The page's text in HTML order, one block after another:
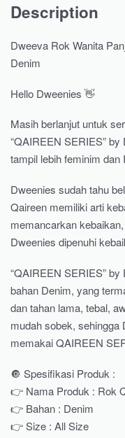
Description
Dweeva Rok Wanita
Denim
Hello Dweenies 👋
Masih berlanjut untuk
“QAIREEN SERIES”
tampil lebih feminim
Dweenies sudah tahu
Qaireen memiliki arti
memancarkan
Dweenies dipenuhi
“QAIREEN SERIES”
bahan Denim, yang
dan tahan lama, tebal,
mudah sobek, sehingga
memakai QAIREEN
🔘 Spesifikasi Produk :
👉 Nama Produk : Rok
👉 Bahan : Denim
👉 Size : All Size